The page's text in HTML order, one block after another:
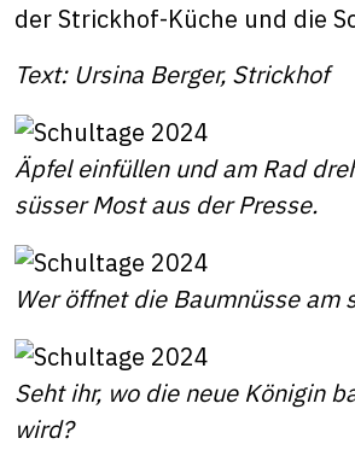
der Strickhof-Küche und die
Text: Ursina Berger, Strickhof
Äpfel einfüllen und am Rad
süsser Most aus der Presse.
Wer öffnet die Baumnüsse am
Seht ihr, wo die neue Königin
wird?